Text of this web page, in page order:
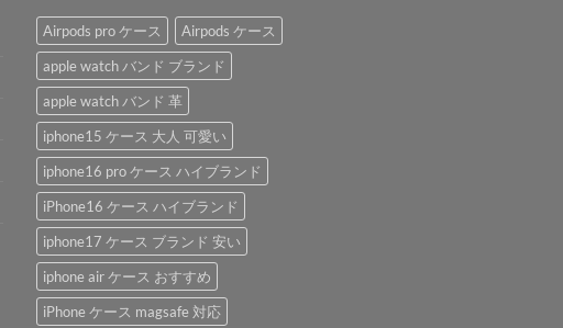
Airpods pro ケース
Airpods ケース
apple watch バンド ブランド
apple watch バンド 革
iphone15 ケース 大人 可愛い
iphone16 pro ケース ハイブランド
iPhone16 ケース ハイブランド
iphone17 ケース ブランド 安い
iphone air ケース おすすめ
iPhone ケース magsafe 対応